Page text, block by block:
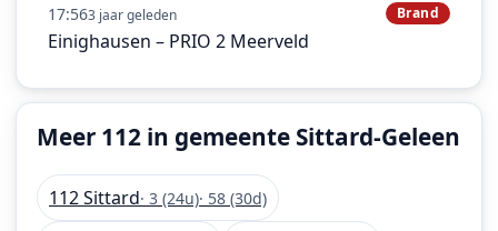
17:563 jaar geleden Brand
Einighausen – PRIO 2 Meerveld
Meer 112 in gemeente Sittard-Geleen
112 Sittard· 3 (24u)· 58 (30d)